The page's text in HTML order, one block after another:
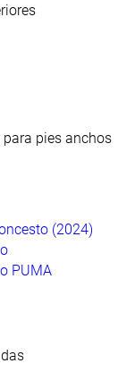
pies anchos
(2024)
PUMA